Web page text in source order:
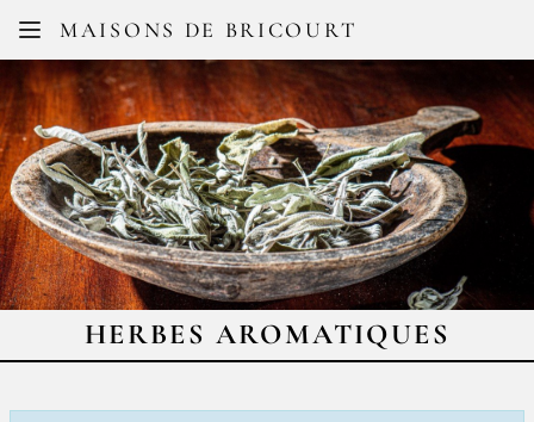
MAISONS DE BRICOURT
FR EN
HERBES AROMATIQUES